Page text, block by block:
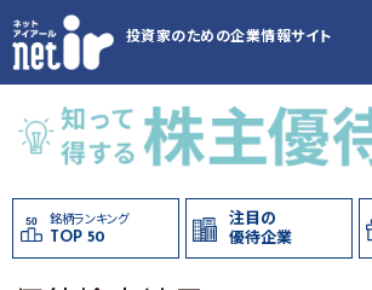
投資家のための企業情報サイト
銘柄ランキング
TOP 50
注目の
優待企業